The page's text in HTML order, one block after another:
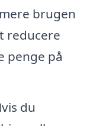
brugen
reducere
penge på
du